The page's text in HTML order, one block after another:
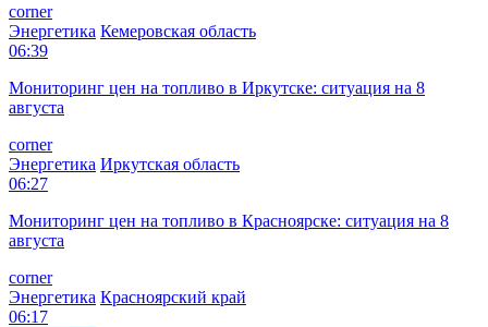
corner
Энергетика Кемеровская область
06:39
Мониторинг цен на топливо в Иркутске: ситуация на 8
августа
corner
Энергетика Иркутская область
06:27
Мониторинг цен на топливо в Красноярске: ситуация на 8
августа
corner
Энергетика Красноярский край
06:17